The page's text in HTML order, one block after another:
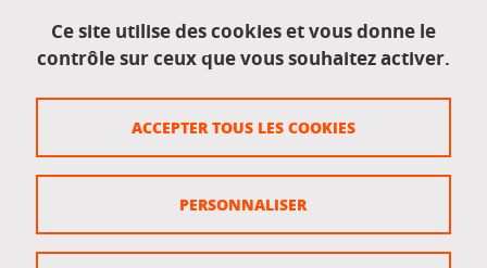
Données personnelles
Crédits
Gestion des cookies
Ce site utilise des cookies et vous donne le
contrôle sur ceux que vous souhaitez activer.
ACCEPTER TOUS LES COOKIES
PERSONNALISER